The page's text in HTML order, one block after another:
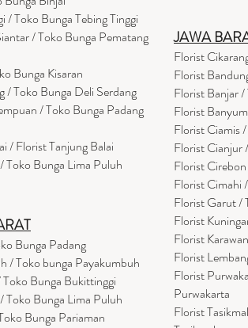
/ Toko Bunga Tebing Tinggi
/ Toko Bunga Pematang
Bunga Kisaran
/ Toko Bunga Deli Serdang
/ Toko Bunga Padang
/ Florist Tanjung Balai
Toko Bunga Lima Puluh
Bunga Padang
/ Toko bunga Payakumbuh
Bunga Bukittinggi
Toko Bunga Lima Puluh
Bunga Pariaman
JAWA
Florist
Florist
Florist Banjar
Florist
Florist Ciamis
Florist Cianjur
Florist
Florist Cimahi
Florist Garut /
Florist
Florist
Florist
Florist
Purwakarta
Florist